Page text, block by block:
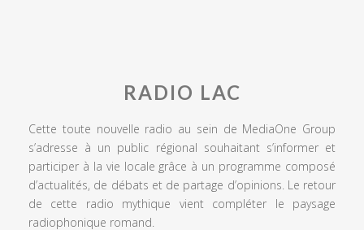
RADIO LAC
Cette toute nouvelle radio au sein de MediaOne Group
s’adresse à un public régional souhaitant s’informer et
participer à la vie locale grâce à un programme composé
d’actualités, de débats et de partage d’opinions. Le retour
de cette radio mythique vient compléter le paysage
radiophonique romand.